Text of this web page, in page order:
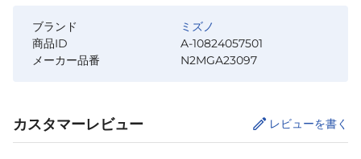
ブランド
ミズノ
商品ID
A-10824057501
メーカー品番
N2MGA23097
カスタマーレビュー レビューを書く